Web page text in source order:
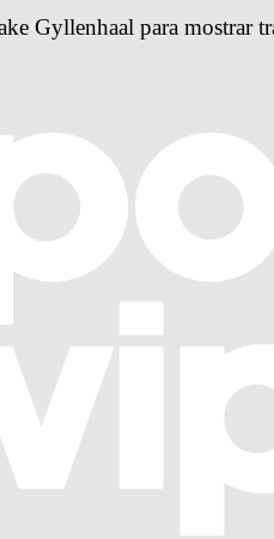
Gyllenhaal para mostrar